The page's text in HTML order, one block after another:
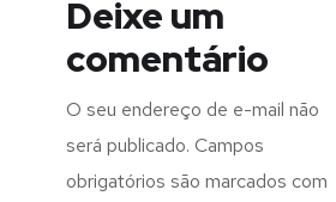
Deixe um
comentário
O seu endereço de e-mail não
será publicado. Campos
obrigatórios são marcados com